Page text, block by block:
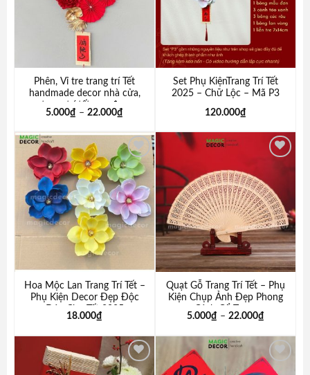
Phên, Vỉ tre trang trí Tết
handmade decor nhà cửa,
5.000₫ – 22.000₫
Set Phụ KiệnTrang Trí Tết
2025 – Chữ Lộc – Mã P3
120.000₫
Add to
wishlist
Hoa Mộc Lan Trang Trí Tết –
Phụ Kiện Decor Đẹp Độc
Đáo Cho Tết 2025
18.000₫
Add to
Quạt Gỗ Trang Trí Tết – Phụ
Kiện Chụp Ảnh Đẹp Phong
Cách Cổ Trang
5.000₫ – 22.000₫
Add to
Add to